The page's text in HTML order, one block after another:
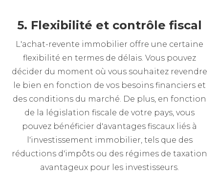
5. Flexibilité et contrôle fiscal
L'achat-revente immobilier offre une certaine
flexibilité en termes de délais. Vous pouvez
décider du moment où vous souhaitez revendre
le bien en fonction de vos besoins financiers et
des conditions du marché. De plus, en fonction
de la législation fiscale de votre pays, vous
pouvez bénéficier d'avantages fiscaux liés à
l'investissement immobilier, tels que des
réductions d'impôts ou des régimes de taxation
avantageux pour les investisseurs.